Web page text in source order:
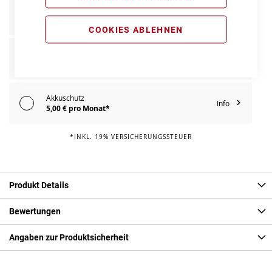
COOKIES ABLEHNEN
E-Bike Komplettschutz
149,00 € pro Jahr*
Info
Akkuschutz
5,00 € pro Monat*
Info
*INKL. 19% VERSICHERUNGSSTEUER
Produkt Details
Bewertungen
Angaben zur Produktsicherheit